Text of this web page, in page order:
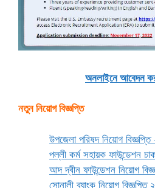
অনলাইনে আবেদন
নতুন নিয়োগ বিজ্ঞপ্তি
উপজেলা পরিষদ নিয়োগ
পল্লী কর্ম সহায়ক ফাউন্ডেশন
আদ দ্বীন ফাউন্ডেশন নিয়োগ
সোনালী ব্যাংক নিয়োগ